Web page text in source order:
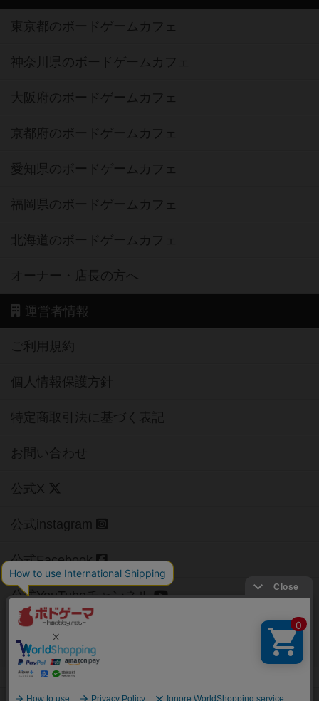
東京都のボードゲームカフェ
神奈川県のボードゲームカフェ
大阪府のボードゲームカフェ
京都府のボードゲームカフェ
愛知県のボードゲームカフェ
福岡県のボードゲームカフェ
北海道のボードゲームカフェ
オーナー・店長の方へ
運営者情報
ご利用規約
個人情報保護方針
特定商取引法に基づく表記
お問い合わせ
公式X
公式instagram
公式Facebook
公式YouTubeチャンネル